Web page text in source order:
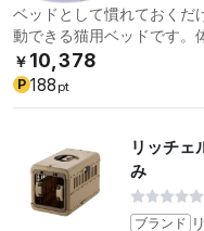
ベッドとして慣れておくだ
動できる猫用ベッドです。
ル。
￥ 10,378
P 188 pt
リッチェ
み
ブランド